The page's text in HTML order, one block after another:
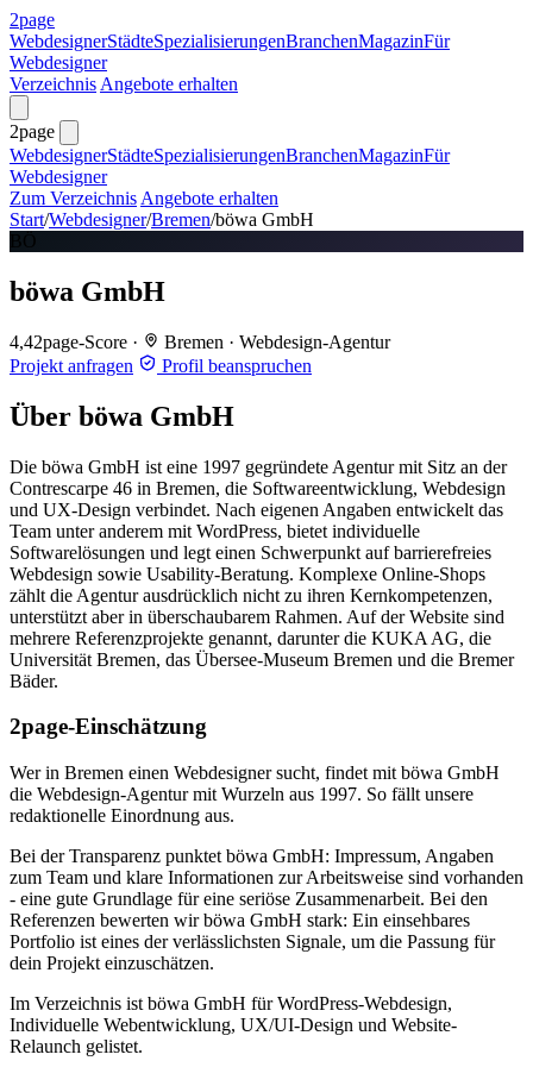
2page
WebdesignerStädteSpezialisierungenBranchenMagazinFür
Webdesigner
Verzeichnis Angebote erhalten
2page
WebdesignerStädteSpezialisierungenBranchenMagazinFür
Webdesigner
Zum Verzeichnis Angebote erhalten
Start/Webdesigner/Bremen/böwa GmbH
BÖ
böwa GmbH
4,42page-Score · Bremen · Webdesign-Agentur
Projekt anfragen
Profil beanspruchen
Über böwa GmbH
Die böwa GmbH ist eine 1997 gegründete Agentur mit Sitz an der
Contrescarpe 46 in Bremen, die Softwareentwicklung, Webdesign
und UX-Design verbindet. Nach eigenen Angaben entwickelt das
Team unter anderem mit WordPress, bietet individuelle
Softwarelösungen und legt einen Schwerpunkt auf barrierefreies
Webdesign sowie Usability-Beratung. Komplexe Online-Shops
zählt die Agentur ausdrücklich nicht zu ihren Kernkompetenzen,
unterstützt aber in überschaubarem Rahmen. Auf der Website sind
mehrere Referenzprojekte genannt, darunter die KUKA AG, die
Universität Bremen, das Übersee-Museum Bremen und die Bremer
Bäder.
2page-Einschätzung
Wer in Bremen einen Webdesigner sucht, findet mit böwa GmbH
die Webdesign-Agentur mit Wurzeln aus 1997. So fällt unsere
redaktionelle Einordnung aus.
Bei der Transparenz punktet böwa GmbH: Impressum, Angaben
zum Team und klare Informationen zur Arbeitsweise sind vorhanden
- eine gute Grundlage für eine seriöse Zusammenarbeit. Bei den
Referenzen bewerten wir böwa GmbH stark: Ein einsehbares
Portfolio ist eines der verlässlichsten Signale, um die Passung für
dein Projekt einzuschätzen.
Im Verzeichnis ist böwa GmbH für WordPress-Webdesign,
Individuelle Webentwicklung, UX/UI-Design und Website-
Relaunch gelistet.